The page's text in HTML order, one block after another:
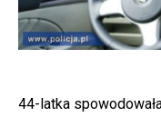
44-latka